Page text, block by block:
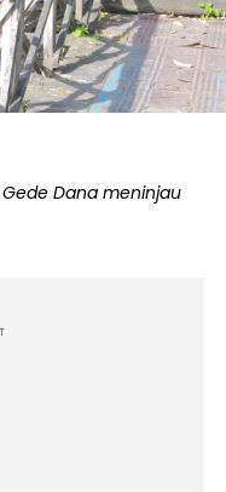
Dana meninjau